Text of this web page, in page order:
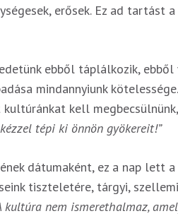
erősek. Ez ad tartást a
ebből táplálkozik, ebből
mindannyiunk
kell
tépi ki önnön gyökereit!”
dátumaként, ez a nap lett a
tiszteletére, tárgyi, szellemi
kultúra nem ismerethalmaz,